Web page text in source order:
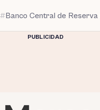
Banco Central de Reserva
PUBLICIDAD